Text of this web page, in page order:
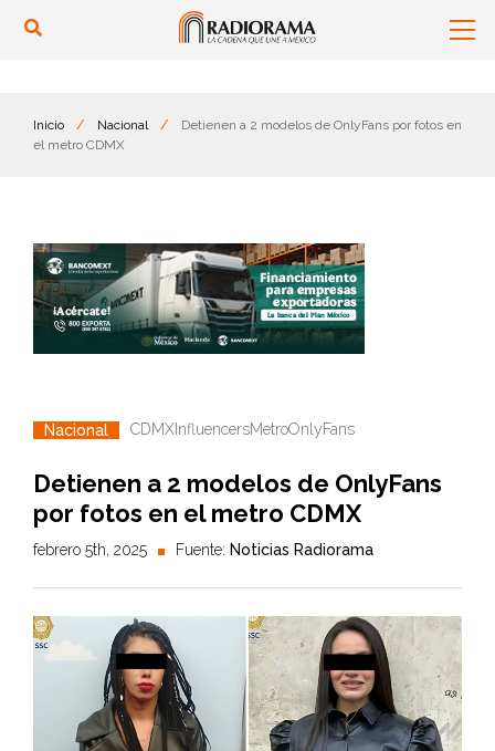
Inicio / Nacional /
Detienen a 2 modelos de OnlyFans por fotos en
el metro CDMX
Nacional CDMX InfluencersMetroOnlyFans
Detienen a 2 modelos de OnlyFans
por fotos en el metro CDMX
febrero 5th, 2025 Fuente: Noticias Radiorama